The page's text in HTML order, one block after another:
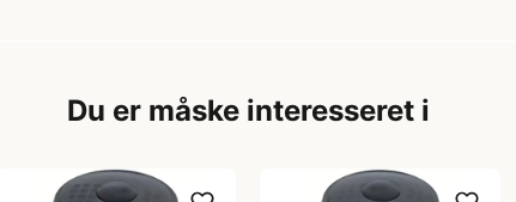
Du er måske interesseret i